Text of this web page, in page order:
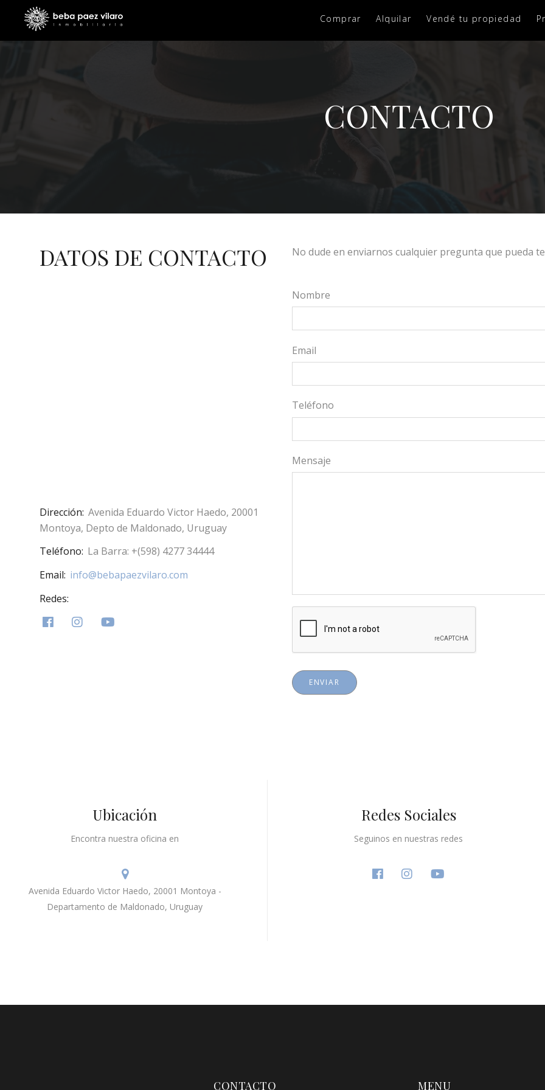
Comprar Alquilar Vendé tu propiedad
CONTACTO
DATOS DE CONTACTO
Dirección: Avenida Eduardo Victor Haedo, 20001
Montoya, Depto de Maldonado, Uruguay
Teléfono: La Barra: +(598) 4277 34444
Email: info@bebapaezvilaro.com
Redes:
No dude en enviarnos cualquier pregunta que pueda
Nombre
Email
Teléfono
Mensaje
ENVIAR
Ubicación
Encontra nuestra oficina en
Avenida Eduardo Victor Haedo, 20001 Montoya -
Departamento de Maldonado, Uruguay
Redes Sociales
Seguinos en nuestras redes
CONTACTO MENU